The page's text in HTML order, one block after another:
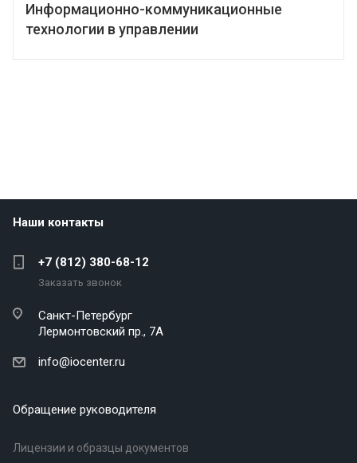
Информационно-коммуникационные
технологии в управлении
Наши контакты
+7 (812) 380-68-12
Заказать звонок
Санкт-Петербург
Лермонтовский пр., 7А
info@iocenter.ru
Обращение руководителя
Лицензии и образцы документов